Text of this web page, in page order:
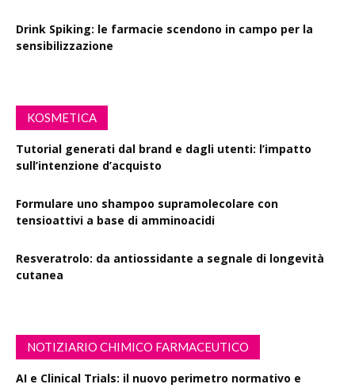
Drink Spiking: le farmacie scendono in campo per la
sensibilizzazione
KOSMETICA
Tutorial generati dal brand e dagli utenti: l’impatto
sull’intenzione d’acquisto
Formulare uno shampoo supramolecolare con
tensioattivi a base di amminoacidi
Resveratrolo: da antiossidante a segnale di longevità
cutanea
NOTIZIARIO CHIMICO FARMACEUTICO
AI e Clinical Trials: il nuovo perimetro normativo e